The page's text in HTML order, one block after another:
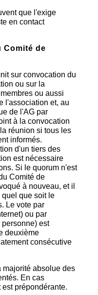
que l'exige
en contact
Comité de
sur convocation du
ou sur la
ou aussi
l'association et, au
de l'AG par
à la convocation
réunion si tous les
informés.
d'un tiers des
est nécessaire
Si le quorum n'est
Comité de
à nouveau, et il
que soit le
Le vote par
ou par
est
deuxième
consécutive
majorité absolue des
En cas
prépondérante.